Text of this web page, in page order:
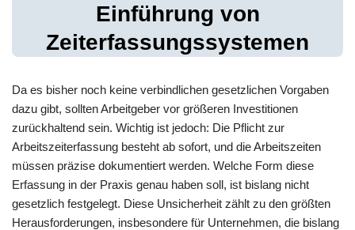
Einführung von
Zeiterfassungssystemen
Da es bisher noch keine verbindlichen gesetzlichen Vorgaben
dazu gibt, sollten Arbeitgeber vor größeren Investitionen
zurückhaltend sein. Wichtig ist jedoch: Die Pflicht zur
Arbeitszeiterfassung besteht ab sofort, und die Arbeitszeiten
müssen präzise dokumentiert werden. Welche Form diese
Erfassung in der Praxis genau haben soll, ist bislang nicht
gesetzlich festgelegt. Diese Unsicherheit zählt zu den größten
Herausforderungen, insbesondere für Unternehmen, die bislang